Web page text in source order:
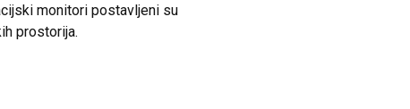
monitori postavljeni su
prostorija.